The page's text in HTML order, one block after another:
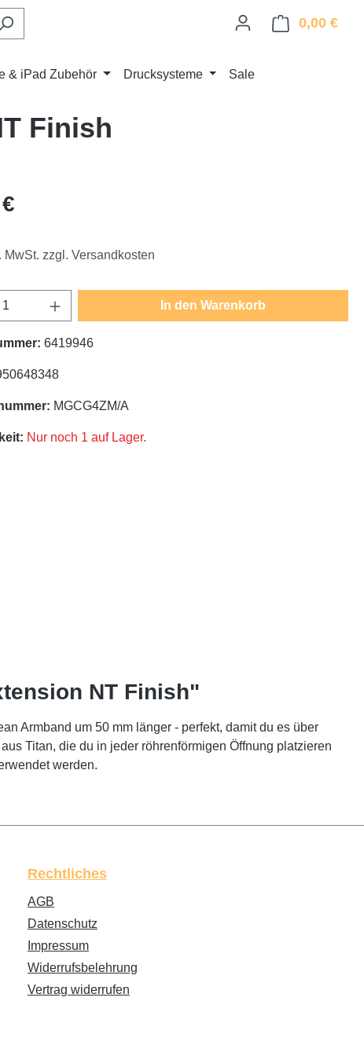
0,00 €
& iPad Zubehör Drucksysteme Sale
Finish
MwSt. zzgl. Versandkosten
Anzahl: Gib den gewünschten Wert ein
In den Warenkorb
6419946
MGCG4ZM/A
Nur noch 1 auf Lager.
NT Finish"
Armband um 50 mm länger - perfekt, damit du es über
Titan, die du in jeder röhrenförmigen Öffnung platzieren
werden.
Rechtliches
AGB
Datenschutz
Impressum
Widerrufsbelehrung
Vertrag widerrufen